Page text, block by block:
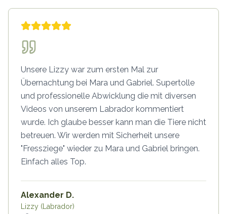
Unsere Lizzy war zum ersten Mal zur
Übernachtung bei Mara und Gabriel. Supertolle
und professionelle Abwicklung die mit diversen
Videos von unserem Labrador kommentiert
wurde. Ich glaube besser kann man die Tiere nicht
betreuen. Wir werden mit Sicherheit unsere
"Fressziege" wieder zu Mara und Gabriel bringen.
Einfach alles Top.
Alexander D.
Lizzy (Labrador)